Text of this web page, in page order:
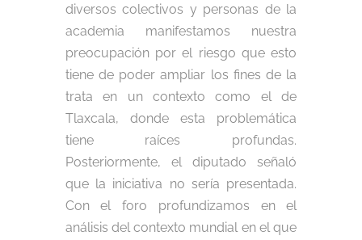
diversos colectivos y personas de la
academia manifestamos nuestra
preocupación por el riesgo que esto
tiene de poder ampliar los fines de la
trata en un contexto como el de
Tlaxcala, donde esta problemática
tiene raíces profundas.
Posteriormente, el diputado señaló
que la iniciativa no sería presentada.
Con el foro profundizamos en el
análisis del contexto mundial en el que